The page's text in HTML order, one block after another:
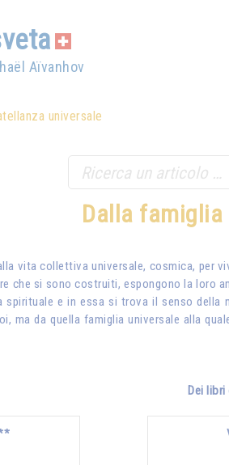
Aïvanhov
universale
Dalla
vita collettiva universale, cosmica, per
che si sono costruiti, espongono la loro
spirituale e in essa si trova il senso
ma da quella famiglia universale alla
Dei